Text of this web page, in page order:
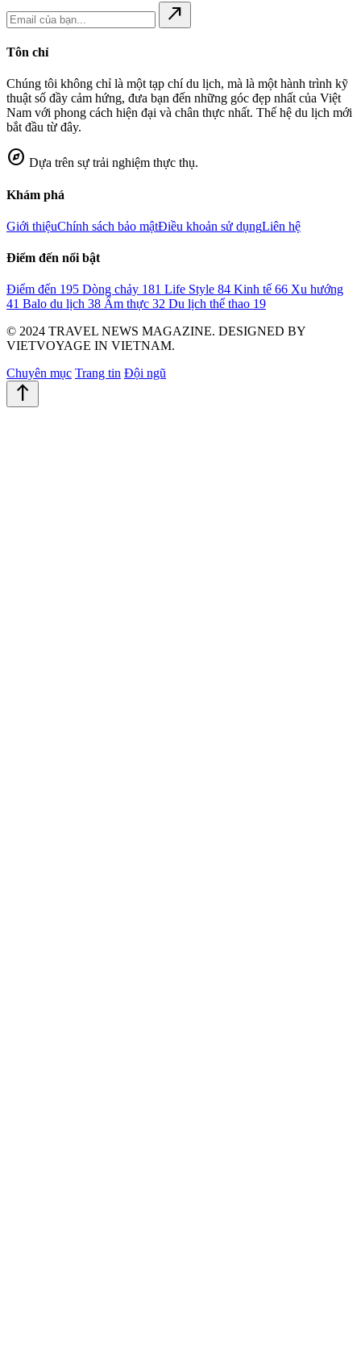
north_east
Tôn chỉ
Chúng tôi không chỉ là một tạp chí du lịch, mà là một hành trình kỹ
thuật số đầy cảm hứng, đưa bạn đến những góc đẹp nhất của Việt
Nam với phong cách hiện đại và chân thực nhất. Thế hệ du lịch mới
bắt đầu từ đây.
explore Dựa trên sự trải nghiệm thực thụ.
Khám phá
Giới thiệuChính sách bảo mậtĐiều khoản sử dụngLiên hệ
Điểm đến nổi bật
Điểm đến 195 Dòng chảy 181 Life Style 84 Kinh tế 66 Xu hướng
41 Balo du lịch 38 Ẩm thực 32 Du lịch thể thao 19
© 2024 TRAVEL NEWS MAGAZINE. DESIGNED BY
VIETVOYAGE IN VIETNAM.
Chuyên mục Trang tin Đội ngũ
north